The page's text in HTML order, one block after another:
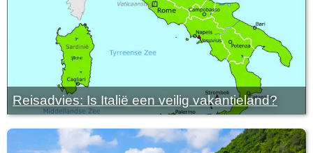
Reisadvies: Is Italië een veilig vakantieland?